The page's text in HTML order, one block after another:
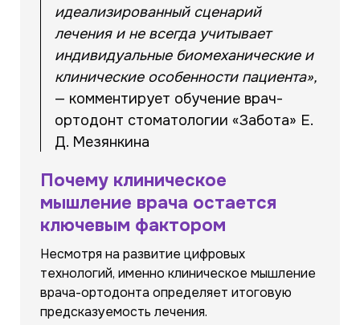
идеализированный сценарий
лечения и не всегда учитывает
индивидуальные биомеханические и
клинические особенности пациента»,
— комментирует обучение врач-
ортодонт стоматологии «Забота» Е.
Д. Мезянкина
Почему клиническое
мышление врача остается
ключевым фактором
Несмотря на развитие цифровых
технологий, именно клиническое мышление
врача-ортодонта определяет итоговую
предсказуемость лечения.